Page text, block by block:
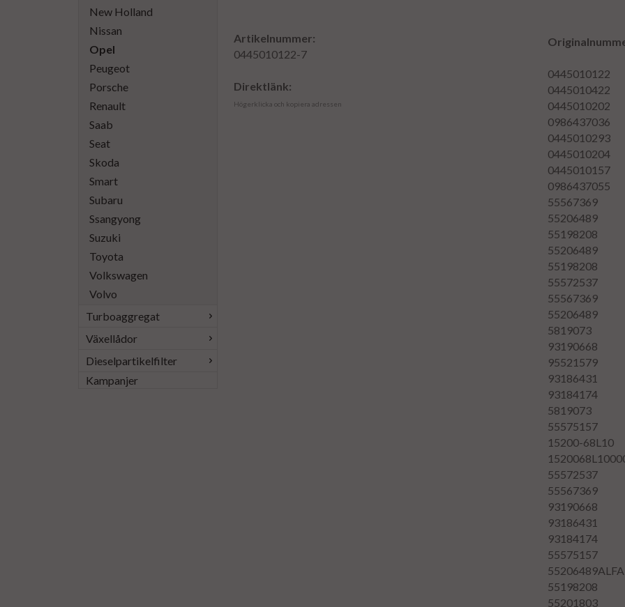
New Holland
Nissan
Opel
Peugeot
Porsche
Renault
Saab
Seat
Skoda
Smart
Subaru
Ssangyong
Suzuki
Toyota
Volkswagen
Volvo
Turboaggregat
Växellådor
Dieselpartikelfilter
Kampanjer
Artikelnummer:
0445010122-7
Direktlänk:
Högerklicka och kopiera adressen
0445010122
0445010422
0445010202
0986437036
0445010293
0445010204
0445010157
0986437055
55567369
55206489
55198208
55206489
55198208
55572537
55567369
55206489
5819073
93190668
95521579
93186431
93184174
5819073
55575157
15200-68L10
55572537
55567369
93190668
93186431
93184174
55575157
55198208
55201803